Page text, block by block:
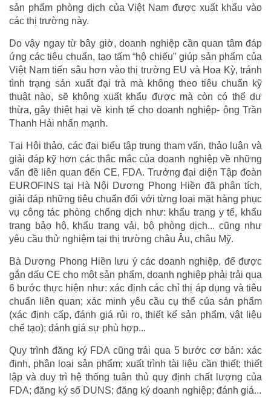
sản phẩm phòng dịch của Việt Nam được xuất khẩu vào
các thị trường này.
Do vậy ngay từ bây giờ, doanh nghiệp cần quan tâm đáp
ứng các tiêu chuẩn, tạo tấm “hộ chiếu” giúp sản phẩm của
Việt Nam tiến sâu hơn vào thị trường EU và Hoa Kỳ, tránh
tình trạng sản xuất đại trà mà không theo tiêu chuẩn kỹ
thuật nào, sẽ không xuất khẩu được mà còn có thể dư
thừa, gây thiệt hại về kinh tế cho doanh nghiệp- ông Trần
Thanh Hải nhấn mạnh.
Tại Hội thảo, các đại biểu tập trung tham vấn, thảo luận và
giải đáp kỹ hơn các thắc mắc của doanh nghiệp về những
vấn đề liên quan đến CE, FDA. Trưởng đại diện Tập đoàn
EUROFINS tại Hà Nội Dương Phong Hiền đã phân tích,
giải đáp những tiêu chuẩn đối với từng loại mặt hàng phục
vụ công tác phòng chống dịch như: khẩu trang y tế, khẩu
trang bảo hộ, khẩu trang vải, bộ phòng dịch... cũng như
yêu cầu thử nghiệm tại thị trường châu Âu, châu Mỹ.
Bà Dương Phong Hiền lưu ý các doanh nghiệp, để được
gắn dấu CE cho một sản phẩm, doanh nghiệp phải trải qua
6 bước thực hiện như: xác định các chỉ thị áp dụng và tiêu
chuẩn liên quan; xác minh yêu cầu cụ thể của sản phẩm
(xác định cấp, đánh giá rủi ro, thiết kế sản phẩm, vật liệu
chế tạo); đánh giá sự phù hợp...
Quy trình đăng ký FDA cũng trải qua 5 bước cơ bản: xác
định, phân loại sản phẩm; xuất trình tài liệu cần thiết; thiết
lập và duy trì hệ thống tuân thủ quy định chất lượng của
FDA; đăng ký số DUNS; đăng ký doanh nghiệp; đánh giá...